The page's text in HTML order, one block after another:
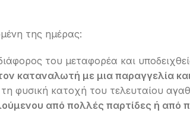
της ημέρας:
του μεταφορέα και
καταναλωτή με μια παραγγελία
φυσική κατοχή του τελευταίου
από πολλές παρτίδες ή από